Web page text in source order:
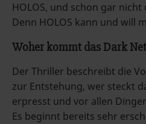
HOLOS, und schon gar
Denn HOLOS kann und will
Woher kommt das Dark
Der Thriller beschreibt die
zur Entstehung, wer steckt
erpresst und vor allen
Es beginnt bereits sehr